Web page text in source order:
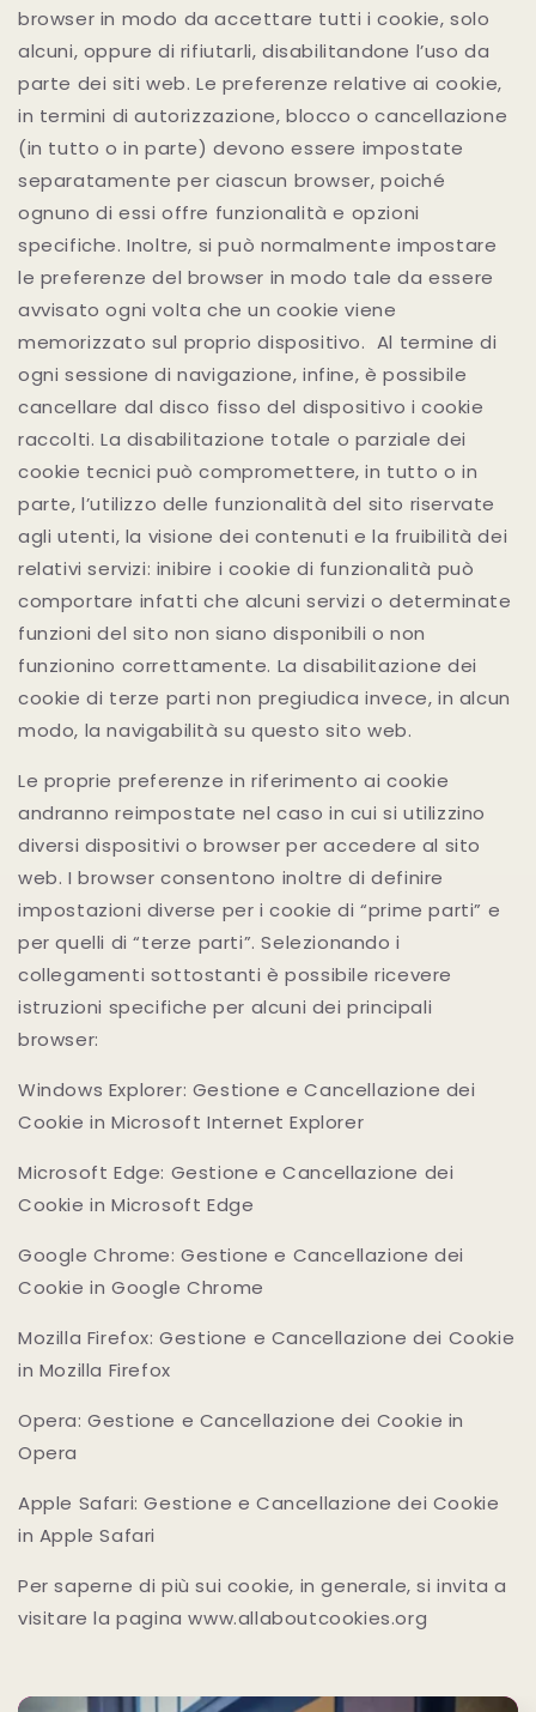
browser in modo da accettare tutti i cookie, solo
alcuni, oppure di rifiutarli, disabilitandone l’uso da
parte dei siti web. Le preferenze relative ai cookie,
in termini di autorizzazione, blocco o cancellazione
(in tutto o in parte) devono essere impostate
separatamente per ciascun browser, poiché
ognuno di essi offre funzionalità e opzioni
specifiche. Inoltre, si può normalmente impostare
le preferenze del browser in modo tale da essere
avvisato ogni volta che un cookie viene
memorizzato sul proprio dispositivo. Al termine di
ogni sessione di navigazione, infine, è possibile
cancellare dal disco fisso del dispositivo i cookie
raccolti. La disabilitazione totale o parziale dei
cookie tecnici può compromettere, in tutto o in
parte, l’utilizzo delle funzionalità del sito riservate
agli utenti, la visione dei contenuti e la fruibilità dei
relativi servizi: inibire i cookie di funzionalità può
comportare infatti che alcuni servizi o determinate
funzioni del sito non siano disponibili o non
funzionino correttamente. La disabilitazione dei
cookie di terze parti non pregiudica invece, in alcun
modo, la navigabilità su questo sito web.
Le proprie preferenze in riferimento ai cookie
andranno reimpostate nel caso in cui si utilizzino
diversi dispositivi o browser per accedere al sito
web. I browser consentono inoltre di definire
impostazioni diverse per i cookie di “prime parti” e
per quelli di “terze parti”. Selezionando i
collegamenti sottostanti è possibile ricevere
istruzioni specifiche per alcuni dei principali
browser:
Windows Explorer: Gestione e Cancellazione dei
Cookie in Microsoft Internet Explorer
Microsoft Edge: Gestione e Cancellazione dei
Cookie in Microsoft Edge
Google Chrome: Gestione e Cancellazione dei
Cookie in Google Chrome
Mozilla Firefox: Gestione e Cancellazione dei Cookie
in Mozilla Firefox
Opera: Gestione e Cancellazione dei Cookie in
Opera
Apple Safari: Gestione e Cancellazione dei Cookie
in Apple Safari
Per saperne di più sui cookie, in generale, si invita a
visitare la pagina www.allaboutcookies.org